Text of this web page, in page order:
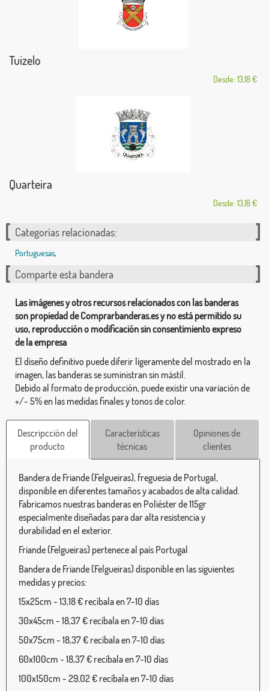
Tuizelo
Desde: 13,18 €
Quarteira
Desde: 13,18 €
Categorías relacionadas:
Portuguesas,
Comparte esta bandera
Las imágenes y otros recursos relacionados con las banderas
son propiedad de Comprarbanderas.es y no está permitido su
uso, reproducción o modificación sin consentimiento expreso
de la empresa
El diseño definitivo puede diferir ligeramente del mostrado en la
imagen, las banderas se suministran sin mástil.
Debido al formato de producción, puede existir una variación de
+/- 5% en las medidas finales y tonos de color.
Descripcción del
producto
Características
técnicas
Opiniones de
clientes
Bandera de Friande (Felgueiras), freguesia de Portugal,
disponible en diferentes tamaños y acabados de alta calidad.
Fabricamos nuestras banderas en Poliéster de 115gr
especialmente diseñadas para dar alta resistencia y
durabilidad en el exterior.
Friande (Felgueiras) pertenece al país Portugal
Bandera de Friande (Felgueiras) disponible en las siguientes
medidas y precios:
15x25cm - 13,18 € recíbala en 7-10 días
30x45cm - 18,37 € recíbala en 7-10 días
50x75cm - 18,37 € recíbala en 7-10 días
60x100cm - 18,37 € recíbala en 7-10 días
100x150cm - 29,02 € recíbala en 7-10 días